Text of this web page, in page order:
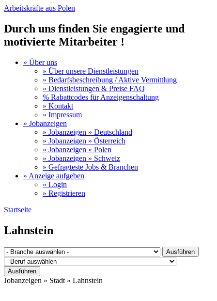
Arbeitskräfte aus Polen
Durch uns finden Sie engagierte und
motivierte Mitarbeiter !
» Über uns
» Über unsere Dienstleistungen
» Bedarfsbeschreibung / Aktive Vermittlung
» Dienstleistungen & Preise FAQ
% Rabattcodes für Anzeigenschaltung
» Kontakt
» Impressum
» Jobanzeigen
» Jobanzeigen » Deutschland
» Jobanzeigen » Österreich
» Jobanzeigen » Polen
» Jobanzeigen » Schweiz
» Gefragteste Jobs & Branchen
» Anzeige aufgeben
» Login
» Registrieren
Startseite
Lahnstein
Jobanzeigen » Stadt » Lahnstein